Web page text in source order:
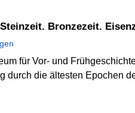
Steinzeit. Bronzezeit.
für Vor- und
durch die ältesten Epochen